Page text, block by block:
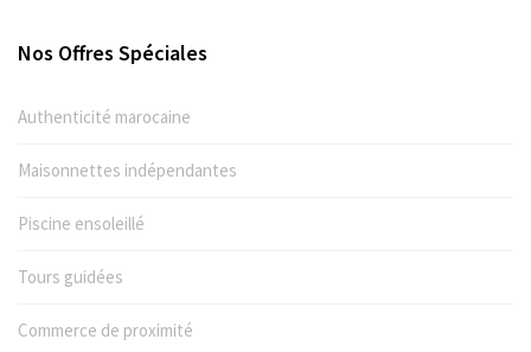
Nos Offres Spéciales
Authenticité marocaine
Maisonnettes indépendantes
Piscine ensoleillé
Tours guidées
Commerce de proximité